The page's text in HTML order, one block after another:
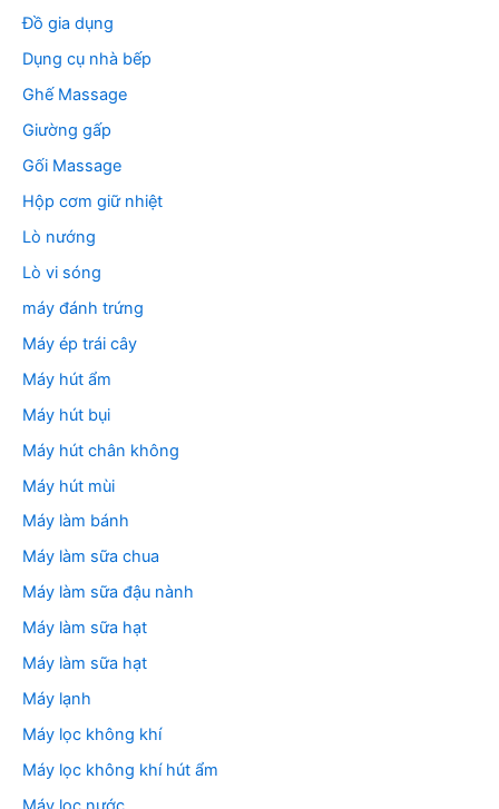
Đồ gia dụng
Dụng cụ nhà bếp
Ghế Massage
Giường gấp
Gối Massage
Hộp cơm giữ nhiệt
Lò nướng
Lò vi sóng
máy đánh trứng
Máy ép trái cây
Máy hút ẩm
Máy hút bụi
Máy hút chân không
Máy hút mùi
Máy làm bánh
Máy làm sữa chua
Máy làm sữa đậu nành
Máy làm sữa hạt
Máy làm sữa hạt
Máy lạnh
Máy lọc không khí
Máy lọc không khí hút ẩm